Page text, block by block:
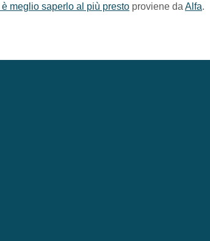
meglio saperlo al più presto proviene da Alfa.